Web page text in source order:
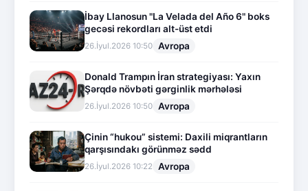
İbay Llanosun "La Velada del Año 6" boks
gecəsi rekordları alt-üst etdi
26.İyul.2026 10:50 Avropa
Donald Trampın İran strategiyası: Yaxın
Şərqdə növbəti gərginlik mərhələsi
26.İyul.2026 10:50 Avropa
Çinin “hukou” sistemi: Daxili miqrantların
qarşısındakı görünməz sədd
26.İyul.2026 10:22 Avropa